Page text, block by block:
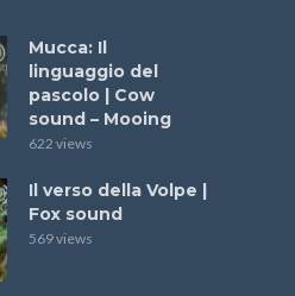
Mucca: Il
linguaggio del
pascolo | Cow
sound – Mooing
622 views
Il verso della Volpe |
Fox sound
569 views